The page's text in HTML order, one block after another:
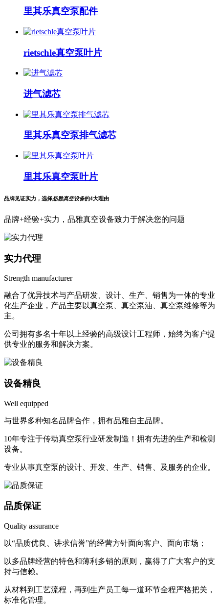
里其乐真空泵配件
rietschle真空泵叶片
进气滤芯
里其乐真空泵排气滤芯
里其乐真空泵叶片
品牌见证实力，选择品雅真空设备的4大理由
品牌+经验+实力，品雅真空设备致力于解决您的问题
实力代理
Strength manufacturer
融合了优异技术与产品研发、设计、生产、销售为一体的专业
化生产企业，产品主要以真空泵、真空泵油、真空泵维修等为
主。
公司拥有多名十年以上经验的高级设计工程师，始终为客户提
供专业的服务和解决方案。
设备精良
Well equipped
与世界多种知名品牌合作，拥有品雅自主品牌。
10年专注于传动真空泵行业研发制造！拥有先进的生产和检测
设备。
专业从事真空泵的设计、开发、生产、销售、及服务的企业。
品质保证
Quality assurance
以“品质优良、讲求信誉”的经营方针面向客户、面向市场；
以多品牌经营的特色和薄利多销的原则，赢得了广大客户的支
持与信赖。
从材料到工艺流程，再到生产员工每一道环节全程严格把关，
标准化管理。